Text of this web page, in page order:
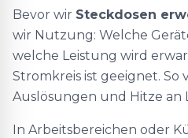
Bevor wir Steckdosen
wir Nutzung: Welche
welche Leistung wird
Stromkreis ist geeignet. So
Auslösungen und Hitze an
In Arbeitsbereichen oder